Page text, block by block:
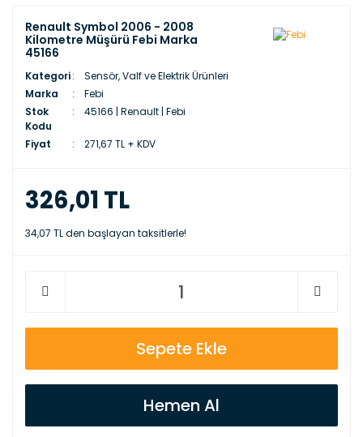
Renault Symbol 2006 - 2008
Kilometre Müşürü Febi Marka
45166
Kategori
Sensör, Valf ve Elektrik Ürünleri
Marka
Febi
Stok
Kodu
45166 | Renault | Febi
Fiyat 271,67 TL + KDV
326,01 TL
34,07 TL den başlayan taksitlerle!
Sepete Ekle
Hemen Al